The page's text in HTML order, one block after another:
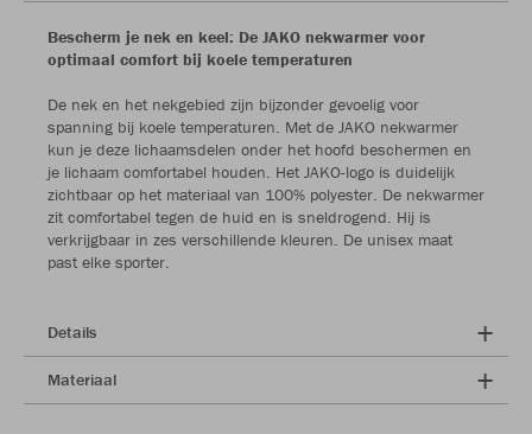
Bescherm je nek en keel: De JAKO nekwarmer voor
optimaal comfort bij koele temperaturen
De nek en het nekgebied zijn bijzonder gevoelig voor
spanning bij koele temperaturen. Met de JAKO nekwarmer
kun je deze lichaamsdelen onder het hoofd beschermen en
je lichaam comfortabel houden. Het JAKO-logo is duidelijk
zichtbaar op het materiaal van 100% polyester. De nekwarmer
zit comfortabel tegen de huid en is sneldrogend. Hij is
verkrijgbaar in zes verschillende kleuren. De unisex maat
past elke sporter.
Details
Materiaal